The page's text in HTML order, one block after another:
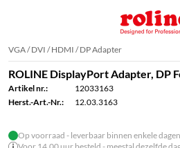
VGA / DVI / HDMI / DP Adapter
ROLINE DisplayPort Adapter, DP
Artikel nr.:
12033163
Herst.-Art.-Nr.:
12.03.3163
Op voorraad - leverbaar binnen enkele dagen